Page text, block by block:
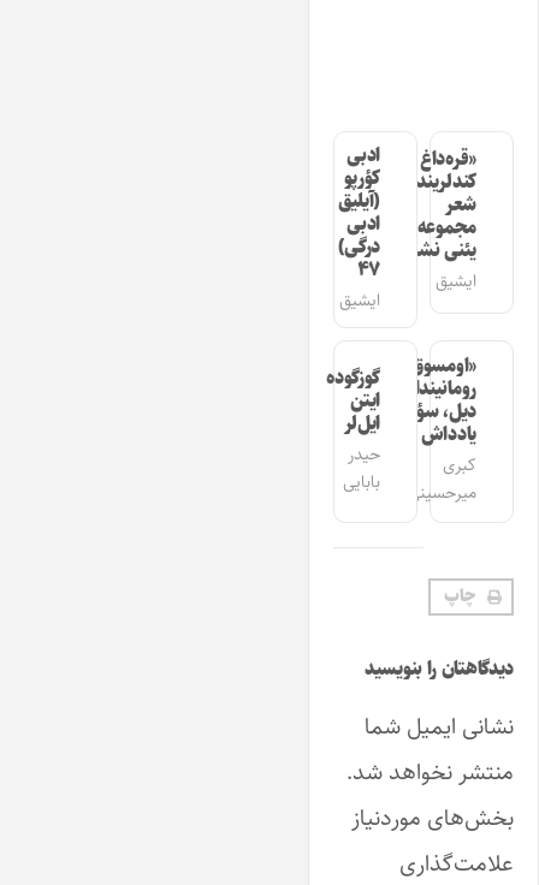
«قره‌داغ
کندلرینده»
شعر
مجموعه‌سینین
یئنی نشری
ایشیق
ادبی
کؤرپو
(آیلیق
ادبی
درگی)
۴۷
ایشیق
«اومسوق»
رومانیندا
دیل، سؤز،
یادداش
کبری
میرحسینی
گوزگوده
ایتن
ایل‌لر
حیدر
بابایی
چاپ
دیدگاهتان را بنویسید
نشانی ایمیل شما
منتشر نخواهد شد.
بخش‌های موردنیاز
علامت‌گذاری